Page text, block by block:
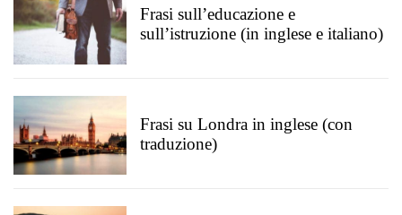
Frasi sull’educazione e
sull’istruzione (in inglese e italiano)
Frasi su Londra in inglese (con
traduzione)